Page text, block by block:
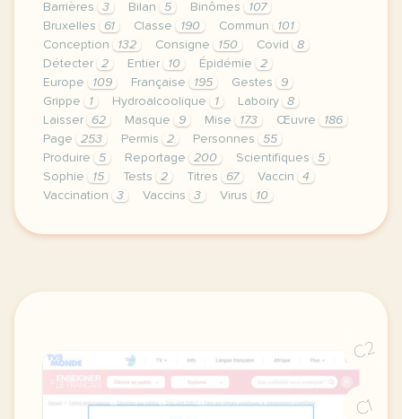
Barrières
3 Bilan 5 Binômes
107
Bruxelles
61 Classe 190 Commun
101
Conception
132 Consigne 150 Covid
8
Détecter
2 Entier 10 Épidémie
2
Europe
109 Française 195 Gestes
9
Grippe
1 Hydroalcoolique 1 Laboiry
8
Laisser
62 Masque 9 Mise 173 Œuvre
186
Page
253 Permis 2 Personnes
55
Produire
5 Reportage 200 Scientifiques
5
Sophie
15 Tests 2 Titres 67 Vaccin
4
Vaccination
3 Vaccins 3 Virus 10
le respect de votre vie privee est une priorite
C2
C1